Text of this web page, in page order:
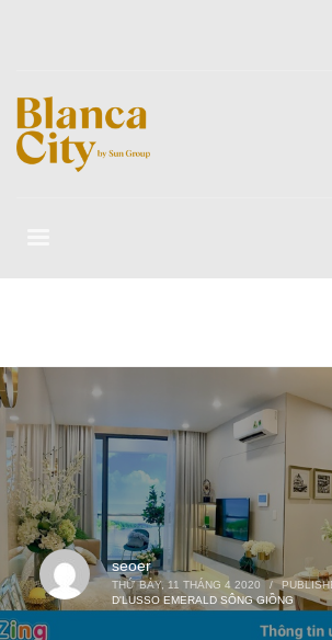
seoer
THỨ BẢY, 11 THÁNG 4 2020 /
D'LUSSO EMERALD SÔNG GIỒNG